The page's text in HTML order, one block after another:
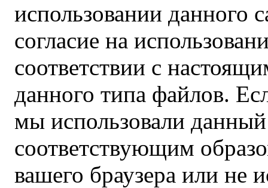
использовании данного
согласие на
соответствии с
данного типа файлов.
мы использовали
соответствующим
вашего браузера или не